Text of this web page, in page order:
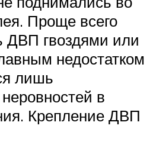
Проще всего
ДВП гвоздями или
недостатком
лишь
в
Крепление ДВП